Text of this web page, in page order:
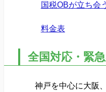
国税OBが立ち会
料金表
全国対応・緊
神戸を中心に大阪